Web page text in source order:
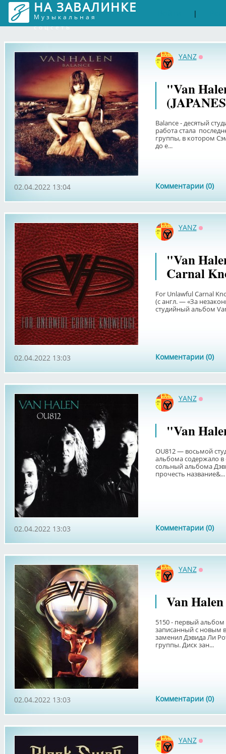
НА ЗАВАЛИНКЕ
Музыкальная
соцсеть
|
YANZ
"Van
Balance - десятый
работа стала
группы, в котором
до е...
Комментарии (0)
02.04.2022 13:04
YANZ
"Van
Carnal
For Unlawful Carnal
(с англ. — «За
студийный альбом
Комментарии (0)
02.04.2022 13:03
YANZ
"Van
OU812 — восьмой
альбома содержало
сольный альбома
прочесть название&...
Комментарии (0)
02.04.2022 13:03
YANZ
Van
5150 - первый
записанный с новым
заменил Дэвида Ли
группы. Диск зан...
Комментарии (0)
02.04.2022 13:03
YANZ